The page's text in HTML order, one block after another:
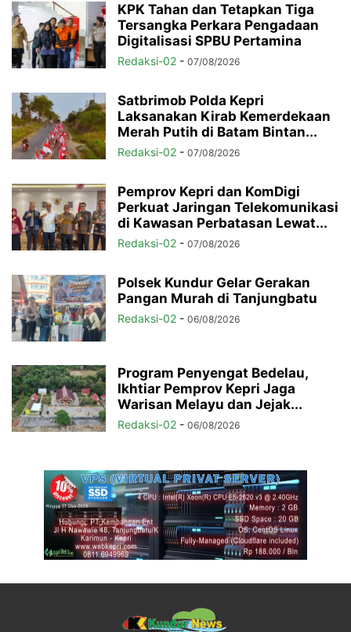
KPK Tahan dan Tetapkan Tiga
Tersangka Perkara Pengadaan
Digitalisasi SPBU Pertamina
Redaksi-02 - 07/08/2026
Satbrimob Polda Kepri
Laksanakan Kirab Kemerdekaan
Merah Putih di Batam Bintan...
Redaksi-02 - 07/08/2026
Pemprov Kepri dan KomDigi
Perkuat Jaringan Telekomunikasi
di Kawasan Perbatasan Lewat...
Redaksi-02 - 07/08/2026
Polsek Kundur Gelar Gerakan
Pangan Murah di Tanjungbatu
Redaksi-02 - 06/08/2026
Program Penyengat Bedelau,
Ikhtiar Pemprov Kepri Jaga
Warisan Melayu dan Jejak...
Redaksi-02 - 06/08/2026